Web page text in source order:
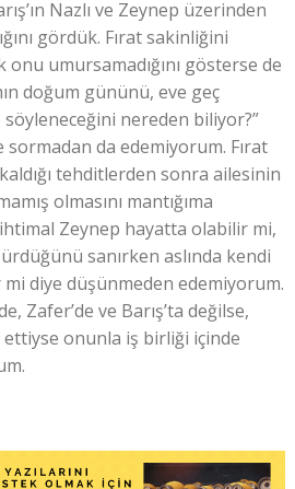
Nazlı ve Zeynep üzerinden
gördük. Fırat sakinliğini
umursamadığını gösterse de
doğum gününü, eve geç
söyleneceğini nereden biliyor?”
da edemiyorum. Fırat
tehditlerden sonra ailesinin
olmasını mantığıma
Zeynep hayatta olabilir mi,
sanırken aslında kendi
diye düşünmeden edemiyorum.
Zafer’de ve Barış’ta değilse,
ettiyse onunla iş birliği içinde